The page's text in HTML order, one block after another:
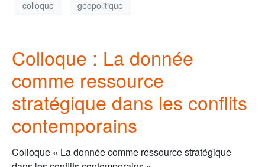
colloque geopolitique
Colloque : La donnée
comme ressource
stratégique dans les conflits
contemporains
Colloque « La donnée comme ressource stratégique